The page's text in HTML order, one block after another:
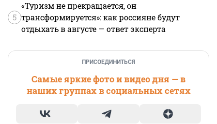
5
«Туризм не прекращается, он
трансформируется»: как россияне будут
отдыхать в августе — ответ эксперта
ПРИСОЕДИНИТЬСЯ
Самые яркие фото и видео дня — в
наших группах в социальных сетях